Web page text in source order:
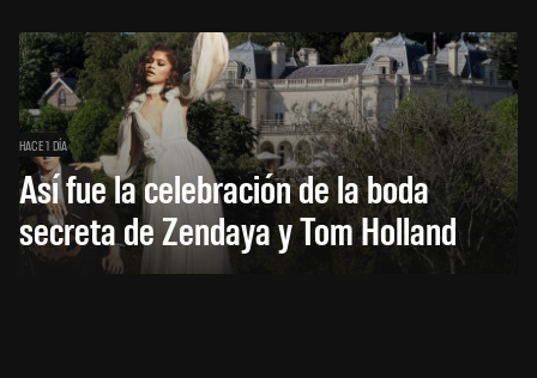
HACE 1 DÍA
Así fue la celebración de la boda
secreta de Zendaya y Tom Holland